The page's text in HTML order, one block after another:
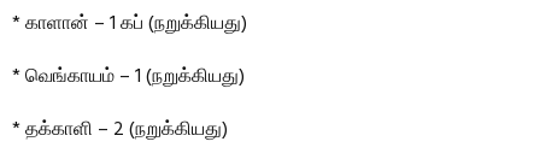
* காளான் – 1 கப் (நறுக்கியது)
* வெங்காயம் – 1 (நறுக்கியது)
* தக்காளி – 2 (நறுக்கியது)